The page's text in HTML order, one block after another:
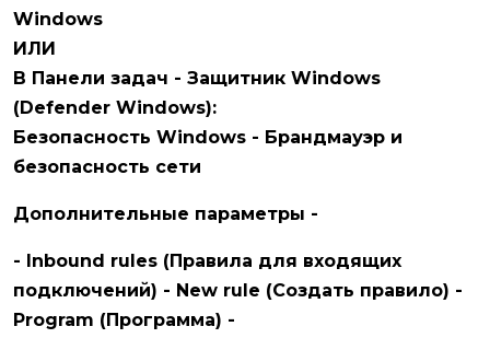
Windows
ИЛИ
В Панели задач - Защитник Windows
(Defender Windows):
Безопасность Windows - Брандмауэр и
безопасность сети
Дополнительные параметры -
- Inbound rules (Правила для входящих
подключений) - New rule (Создать правило) -
Program (Программа) -